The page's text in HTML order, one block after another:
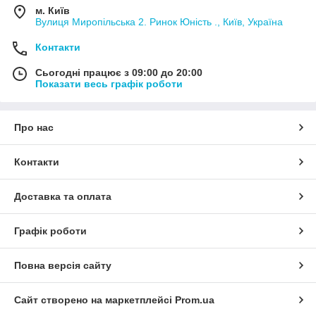
м. Київ
Вулиця Миропільська 2. Ринок Юність ., Київ, Україна
Контакти
Сьогодні працює з 09:00 до 20:00
Показати весь графік роботи
Про нас
Контакти
Доставка та оплата
Графік роботи
Повна версія сайту
Сайт створено на маркетплейсі Prom.ua